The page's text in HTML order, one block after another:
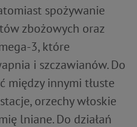
spożywanie
zbożowych oraz
3, które
i szczawianów. Do
między innymi tłuste
orzechy włoskie
lniane. Do działań